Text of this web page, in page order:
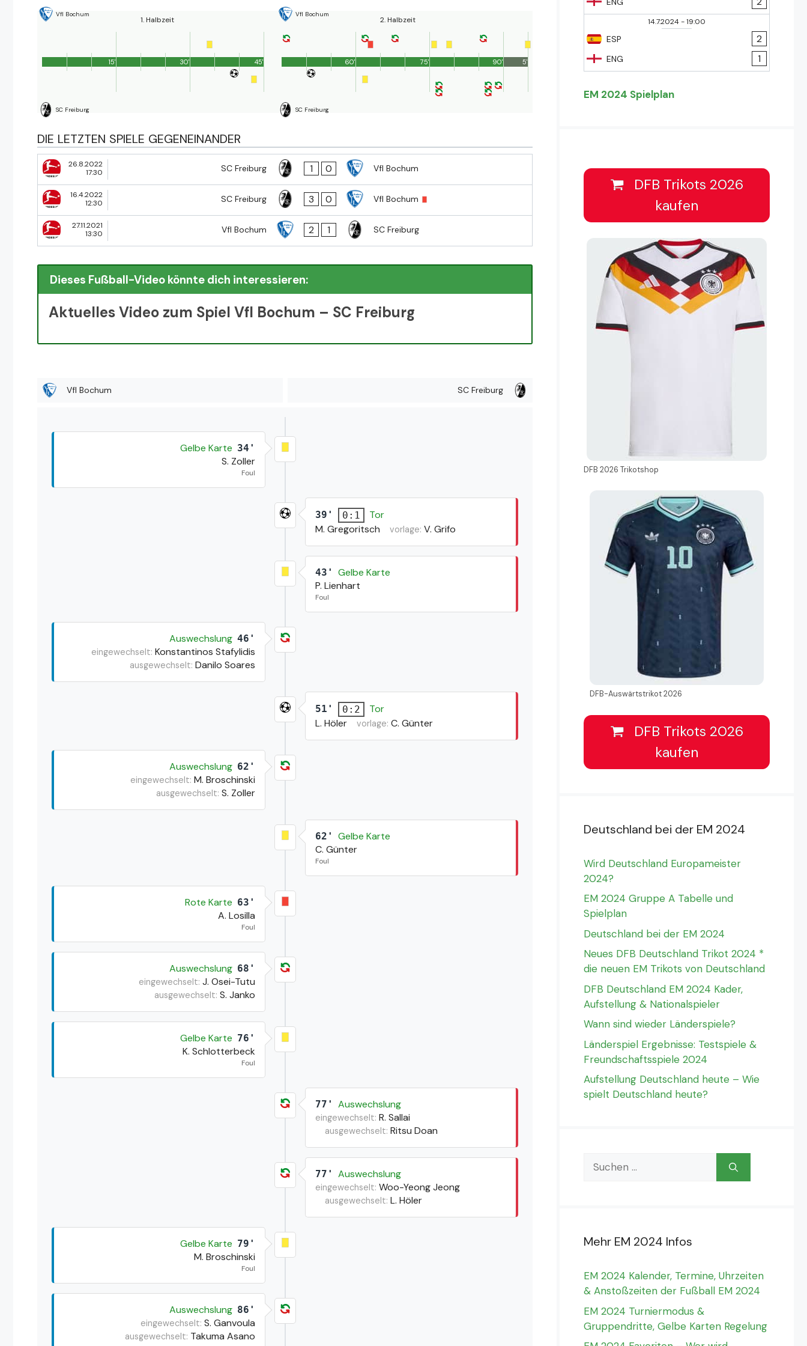
Vfl Bochum
1. Halbzeit
SC Freiburg
45'
15' 30'
Vfl Bochum
2. Halbzeit
SC Freiburg
90'
60' 75' 5'
DIE LETZTEN SPIELE GEGENEINANDER
26.8.2022
17:30
SC Freiburg 1 0 Vfl Bochum
16.4.2022
12:30
SC Freiburg 3 0 Vfl Bochum
27.11.2021
13:30
Vfl Bochum 2 1 SC Freiburg
Dieses Fußball-Video könnte dich interessieren:
Aktuelles Video zum Spiel Vfl Bochum – SC Freiburg
Vfl Bochum SC Freiburg
Gelbe Karte 34'
S. Zoller
Foul
39' 0:1
Tor
M. Gregoritsch
vorlage: V. Grifo
43'
Gelbe Karte
P. Lienhart
Foul
Auswechslung 46'
eingewechselt: Konstantinos Stafylidis
ausgewechselt: Danilo Soares
51' 0:2
Tor
L. Höler
vorlage: C. Günter
Auswechslung 62'
eingewechselt: M. Broschinski
ausgewechselt: S. Zoller
62'
Gelbe Karte
C. Günter
Foul
Rote Karte 63'
A. Losilla
Foul
Auswechslung 68'
eingewechselt: J. Osei-Tutu
ausgewechselt: S. Janko
Gelbe Karte 76'
K. Schlotterbeck
Foul
77' Auswechslung
eingewechselt: R. Sallai
ausgewechselt: Ritsu Doan
77' Auswechslung
eingewechselt: Woo-Yeong Jeong
ausgewechselt: L. Höler
Gelbe Karte 79'
M. Broschinski
Foul
Auswechslung 86'
eingewechselt: S. Ganvoula
ausgewechselt: Takuma Asano
14.7.2024-19:00
ESP
ENG
2
1
EM 2024 Spielplan
DFB Trikots 2026
kaufen
DFB 2026 Trikotshop
DFB-Auswärtstrikot 2026
DFB Trikots 2026
kaufen
Deutschland bei der EM 2024
Wird Deutschland Europameister
2024?
EM 2024 Gruppe A Tabelle und
Spielplan
Deutschland bei der EM 2024
Neues DFB Deutschland Trikot 2024 *
die neuen EM Trikots von Deutschland
DFB Deutschland EM 2024 Kader,
Aufstellung & Nationalspieler
Wann sind wieder Länderspiele?
Länderspiel Ergebnisse: Testspiele &
Freundschaftsspiele 2024
Aufstellung Deutschland heute – Wie
spielt Deutschland heute?
Suchen
nach:
Mehr EM 2024 Infos
EM 2024 Kalender, Termine, Uhrzeiten
& Anstoßzeiten der Fußball EM 2024
EM 2024 Turniermodus &
Gruppendritte, Gelbe Karten Regelung